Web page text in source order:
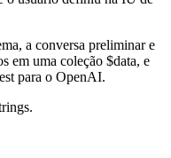
a conversa preliminar e
em uma coleção $data, e
para o OpenAI.